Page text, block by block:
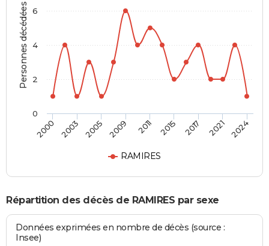
Personnes décédées
RAMIRES
2000 2003 2005 2009 2011 2015 2017 2021 2024
0
2
4
6
Répartition des décès de RAMIRES par sexe
Données exprimées en nombre de décès (source :
Insee)